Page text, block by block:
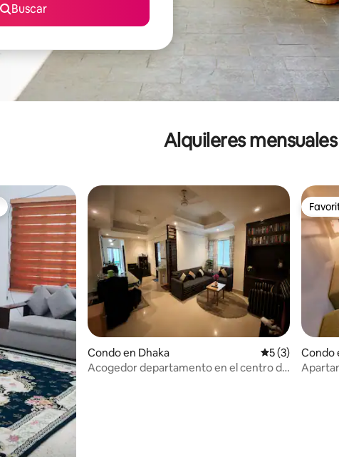
Buscar
Alquileres
Condo en Dhaka Calificación
5 (3)
Acogedor departamento en el centro de
Condo